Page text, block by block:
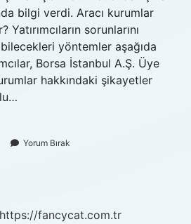
bilgi verdi. Aracı kurumlar
sorunlarını
yöntemler aşağıda
Borsa İstanbul A.Ş. Üye
hakkındaki şikayetler
Yorum Bırak
https://fancycat.com.tr